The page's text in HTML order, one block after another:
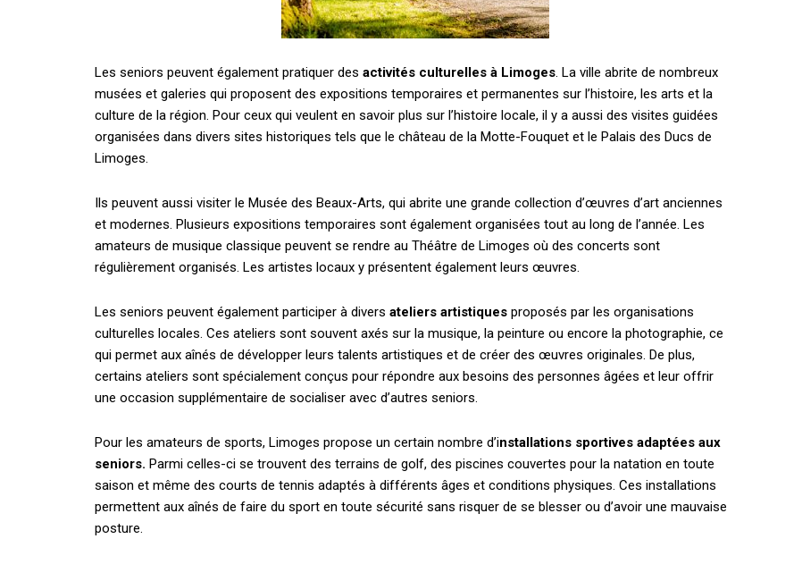
Les seniors peuvent également pratiquer des activités culturelles à Limoges. La ville abrite de nombreux
musées et galeries qui proposent des expositions temporaires et permanentes sur l’histoire, les arts et la
culture de la région. Pour ceux qui veulent en savoir plus sur l’histoire locale, il y a aussi des visites guidées
organisées dans divers sites historiques tels que le château de la Motte-Fouquet et le Palais des Ducs de
Limoges.
Ils peuvent aussi visiter le Musée des Beaux-Arts, qui abrite une grande collection d’œuvres d’art anciennes
et modernes. Plusieurs expositions temporaires sont également organisées tout au long de l’année. Les
amateurs de musique classique peuvent se rendre au Théâtre de Limoges où des concerts sont
régulièrement organisés. Les artistes locaux y présentent également leurs œuvres.
Les seniors peuvent également participer à divers ateliers artistiques proposés par les organisations
culturelles locales. Ces ateliers sont souvent axés sur la musique, la peinture ou encore la photographie, ce
qui permet aux aînés de développer leurs talents artistiques et de créer des œuvres originales. De plus,
certains ateliers sont spécialement conçus pour répondre aux besoins des personnes âgées et leur offrir
une occasion supplémentaire de socialiser avec d’autres seniors.
Pour les amateurs de sports, Limoges propose un certain nombre d’installations sportives adaptées aux
seniors. Parmi celles-ci se trouvent des terrains de golf, des piscines couvertes pour la natation en toute
saison et même des courts de tennis adaptés à différents âges et conditions physiques. Ces installations
permettent aux aînés de faire du sport en toute sécurité sans risquer de se blesser ou d’avoir une mauvaise
posture.